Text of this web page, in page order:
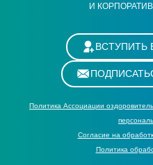
И
ВСТУПИТЬ
Политика Ассоциации
Cогласие на
Политика